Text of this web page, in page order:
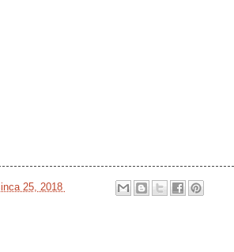
25, 2018